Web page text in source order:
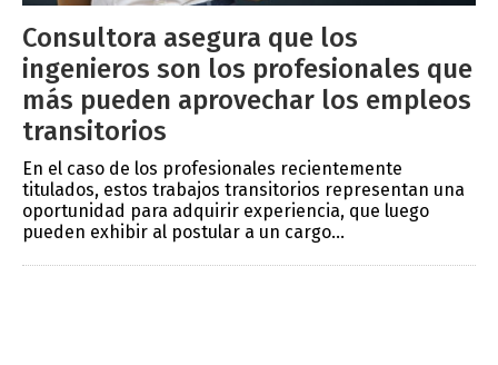
Consultora asegura que los
ingenieros son los profesionales que
más pueden aprovechar los empleos
transitorios
En el caso de los profesionales recientemente
titulados, estos trabajos transitorios representan una
oportunidad para adquirir experiencia, que luego
pueden exhibir al postular a un cargo...